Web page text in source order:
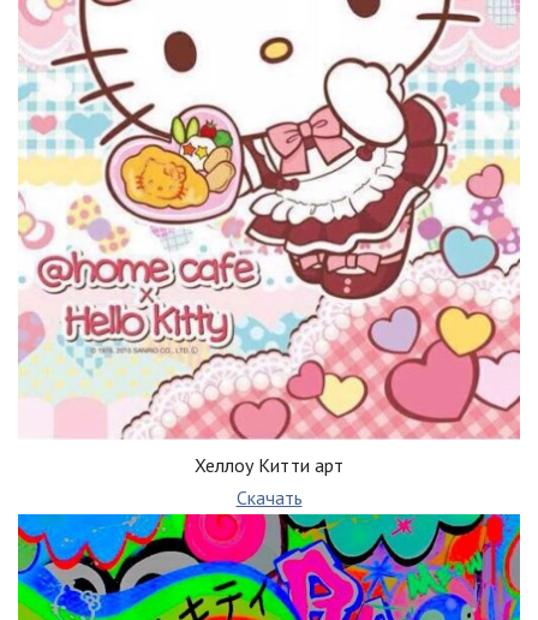
Хеллоу Китти арт
Скачать